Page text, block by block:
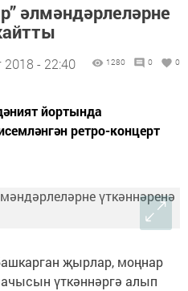
әлмәндәрлеләрне
2018 - 22:40 1280 0 0
йортында
ретро-концерт
җырлар, моңнар
үткәннәргә алып